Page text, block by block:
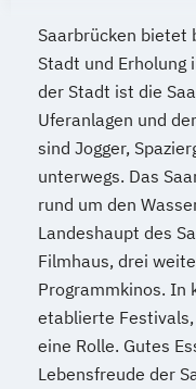
Saarbrücken bietet
Stadt und Erholung
der Stadt ist die
Uferanlagen und
sind Jogger,
unterwegs. Das
rund um den
Landeshaupt des
Filmhaus, drei
Programmkinos. In
etablierte
eine Rolle. Gutes
Lebensfreude der